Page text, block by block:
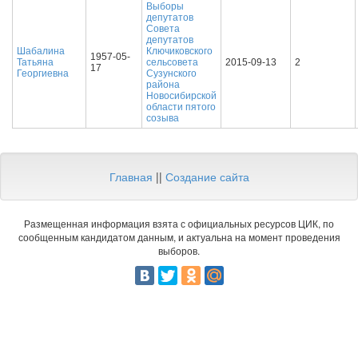
Шабалина
Татьяна
Георгиевна
1957-05-
17
Выборы
депутатов
Совета
депутатов
Ключиковского
сельсовета
Сузунского
района
Новосибирской
области пятого
созыва
2015-09-13 2
Главная || Создание сайта
Размещенная информация взята с официальных ресурсов ЦИК, по
сообщенным кандидатом данным, и актуальна на момент проведения
выборов.